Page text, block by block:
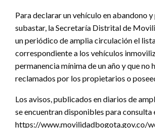
Para declarar un vehículo en abandono
subastar, la Secretaría Distrital de
un periódico de amplia circulación el
correspondiente a los vehículos
permanencia mínima de un año y que no
reclamados por los propietarios o
Los avisos, publicados en diarios de
se encuentran disponibles para consulta
https://www.movilidadbogota.gov.co/